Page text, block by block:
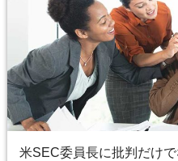
米SEC委員長に批判だけ